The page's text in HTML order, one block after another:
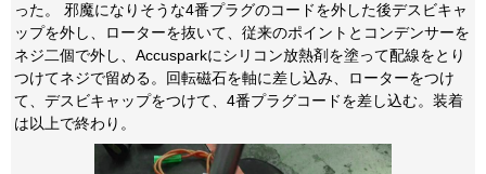
った。 邪魔になりそうな4番プラグのコードを外した後デスビキャ
ップを外し、ローターを抜いて、従来のポイントとコンデンサーを
ネジ二個で外し、Accusparkにシリコン放熱剤を塗って配線をとり
つけてネジで留める。回転磁石を軸に差し込み、ローターをつけ
て、デスビキャップをつけて、4番プラグコードを差し込む。装着
は以上で終わり。